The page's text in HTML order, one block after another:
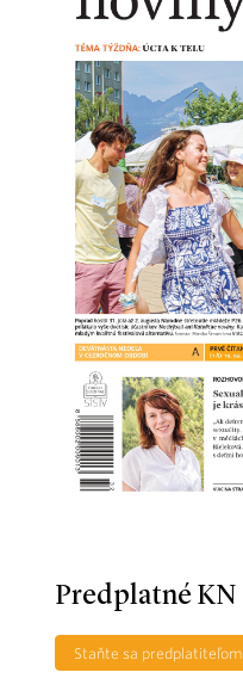
Predplatné KN
Staňte sa predplatiteľom